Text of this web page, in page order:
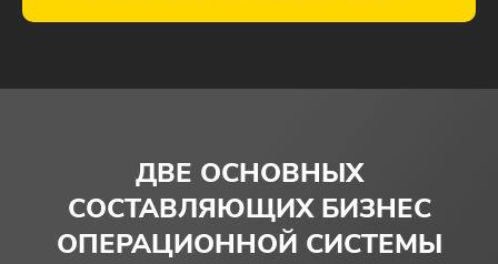
ДВЕ ОСНОВНЫХ
СОСТАВЛЯЮЩИХ БИЗНЕС
ОПЕРАЦИОННОЙ СИСТЕМЫ